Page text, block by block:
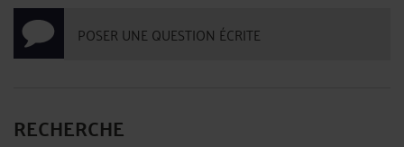
POSER UNE QUESTION ÉCRITE
RECHERCHE